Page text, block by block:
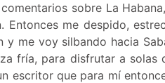
sobre La
Entonces me despido,
me voy silbando hacia
fría, para disfrutar a solas
escritor que para mí